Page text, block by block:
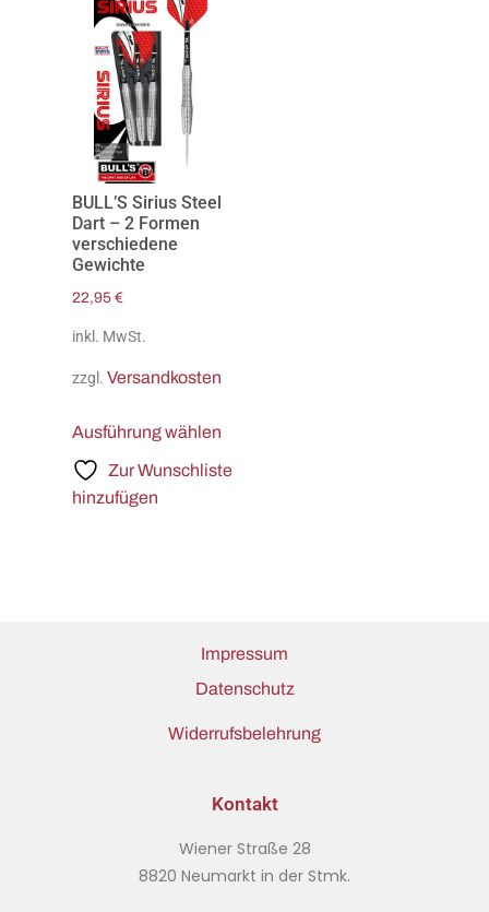
BULL’S Sirius Steel
Dart – 2 Formen
verschiedene
Gewichte
22,95 €
inkl. MwSt.
zzgl. Versandkosten
Ausführung wählen
Zur Wunschliste
hinzufügen
Impressum
Datenschutz
Widerrufsbelehrung
Kontakt
Wiener Straße 28
8820 Neumarkt in der Stmk.